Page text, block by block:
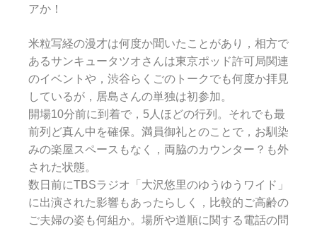
アか！
米粒写経の漫才は何度か聞いたことがあり，相方で
あるサンキュータツオさんは東京ポッド許可局関連
のイベントや，渋谷らくごのトークでも何度か拝見
しているが，居島さんの単独は初参加。
開場10分前に到着で，5人ほどの行列。それでも最
前列ど真ん中を確保。満員御礼とのことで，お馴染
みの楽屋スペースもなく，両脇のカウンター？も外
された状態。
数日前にTBSラジオ「大沢悠里のゆうゆうワイド」
に出演された影響もあったらしく，比較的ご高齢の
ご夫婦の姿も何組か。場所や道順に関する電話の問